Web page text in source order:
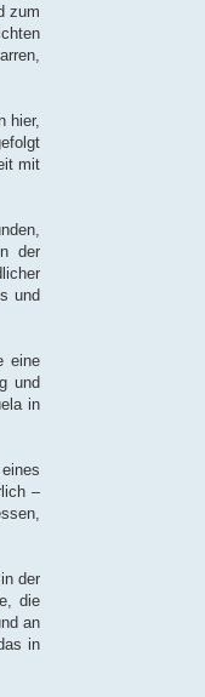
zum
hier,
mit
der
und
eine
und
in
–
der
die
an
in